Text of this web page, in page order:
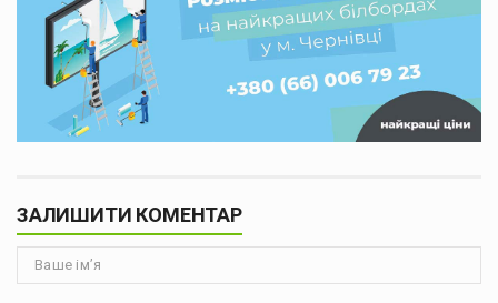
ЗАЛИШИТИ КОМЕНТАР